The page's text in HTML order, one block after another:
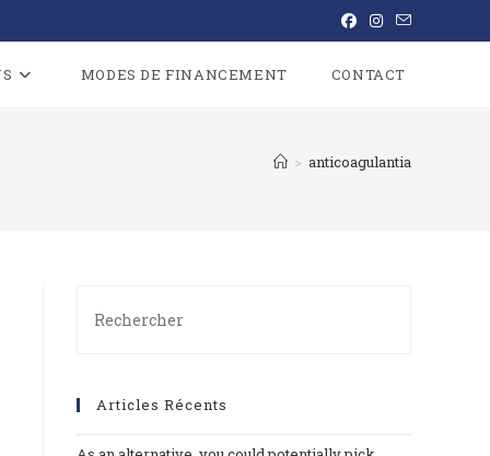
MODES DE FINANCEMENT CONTACT
> anticoagulantia
Articles Récents